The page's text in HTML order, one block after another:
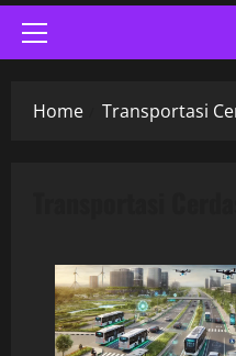
Primary
Menu
Home Transportasi